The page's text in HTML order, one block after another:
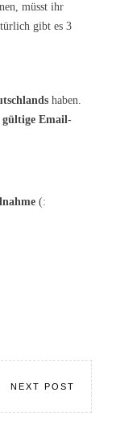
müsst ihr
gibt es 3
haben.
gültige Email-
(:
NEXT POST